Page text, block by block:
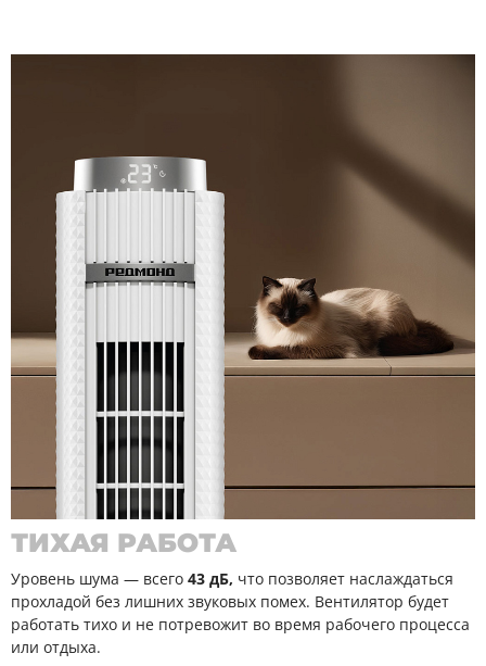
ТИХАЯ РАБОТА
Уровень шума — всего 43 дБ, что позволяет наслаждаться
прохладой без лишних звуковых помех. Вентилятор будет
работать тихо и не потревожит во время рабочего процесса
или отдыха.